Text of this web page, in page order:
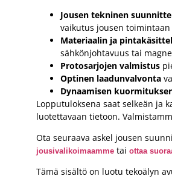
Jousen tekninen
vaikutus jousen toimintaan
Materiaalin ja
sähkönjohtavuus tai
Protosarjojen valmistus
Optinen laadunvalvonta
Dynaamisen
Lopputuloksena saat selkeän ja
luotettavaan tietoon.
Ota seuraava askel jousen
jousivalikoimaamme tai ottaa
Tämä sisältö on luotu tekoälyn